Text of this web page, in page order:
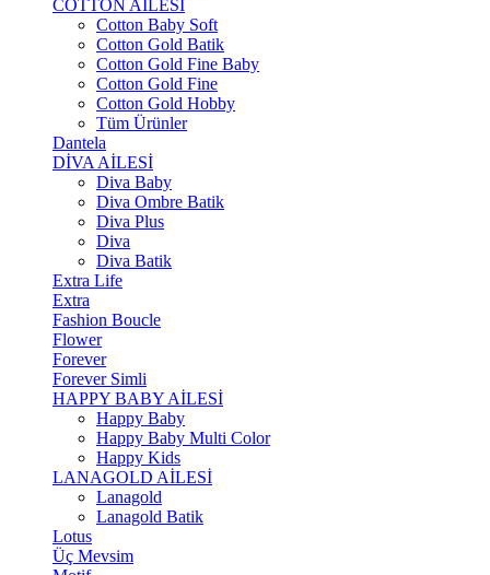
COTTON AİLESİ
Cotton Baby Soft
Cotton Gold Batik
Cotton Gold Fine Baby
Cotton Gold Fine
Cotton Gold Hobby
Tüm Ürünler
Dantela
DİVA AİLESİ
Diva Baby
Diva Ombre Batik
Diva Plus
Diva
Diva Batik
Extra Life
Extra
Fashion Boucle
Flower
Forever
Forever Simli
HAPPY BABY AİLESİ
Happy Baby
Happy Baby Multi Color
Happy Kids
LANAGOLD AİLESİ
Lanagold
Lanagold Batik
Lotus
Üç Mevsim